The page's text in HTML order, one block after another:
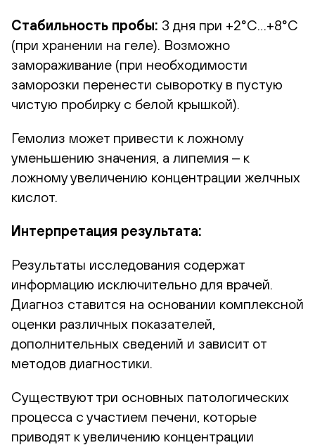
Стабильность пробы: 3 дня при +2°С…+8°С
(при хранении на геле). Возможно
замораживание (при необходимости
заморозки перенести сыворотку в пустую
чистую пробирку с белой крышкой).
Гемолиз может привести к ложному
уменьшению значения, а липемия ‒ к
ложному увеличению концентрации желчных
кислот.
Интерпретация результата:
Результаты исследования содержат
информацию исключительно для врачей.
Диагноз ставится на основании комплексной
оценки различных показателей,
дополнительных сведений и зависит от
методов диагностики.
Существуют три основных патологических
процесса с участием печени, которые
приводят к увеличению концентрации